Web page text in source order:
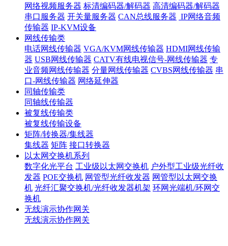
网络视频服务器 标清编码器/解码器 高清编码器/解码器
串口服务器 开关量服务器 CAN总线服务器 IP网络音频
传输器 IP-KVM设备
网线传输类
电话网线传输器 VGA/KVM网线传输器 HDMI网线传输
器 USB网线传输器 CATV有线电视信号-网线传输器 专
业音频网线传输器 分量网线传输器 CVBS网线传输器 串
口-网线传输器 网络延伸器
同轴传输类
同轴线传输器
被复线传输类
被复线传输设备
矩阵/转换器/集线器
集线器 矩阵 接口转换器
以太网交换机系列
数字化光平台 工业级以太网交换机 户外型工业级光纤收
发器 POE交换机 网管型光纤收发器 网管型以太网交换
机 光纤汇聚交换机/光纤收发器机架 环网光端机/环网交
换机
无线演示协作网关
无线演示协作网关